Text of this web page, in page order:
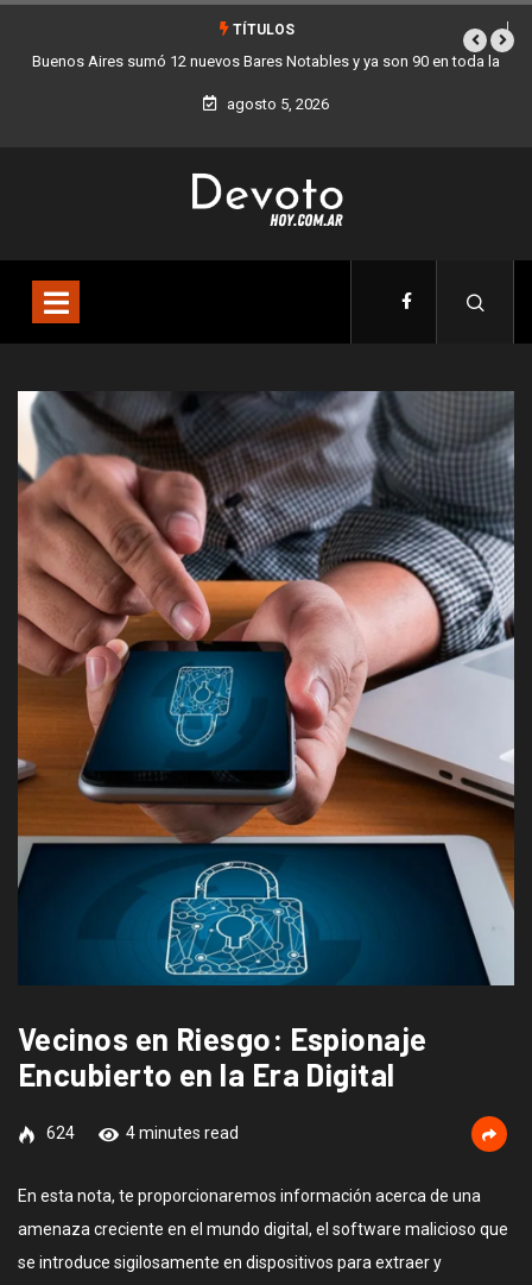
TÍTULOS
Los stands móviles de la Ciudad llegan esta semana a Villa Devoto
agosto 5, 2026
Vecinos en Riesgo: Espionaje
Encubierto en la Era Digital
624 4 minutes read
En esta nota, te proporcionaremos información acerca de una
amenaza creciente en el mundo digital, el software malicioso que
se introduce sigilosamente en dispositivos para extraer y